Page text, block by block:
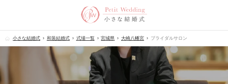
小さな結婚式 和装結婚式 式場一覧 宮城県 大崎八幡宮 ブライダルサロン